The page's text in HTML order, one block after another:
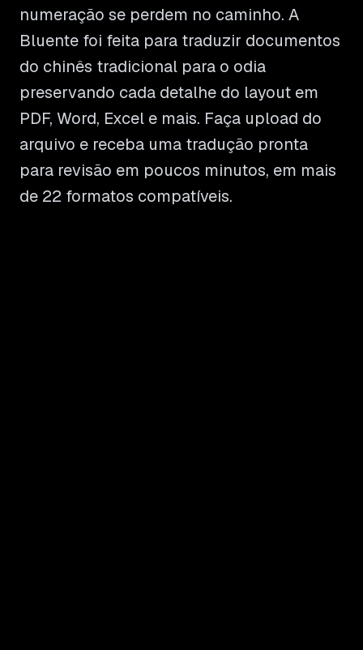
numeração se perdem no caminho. A
Bluente foi feita para traduzir documentos
do chinês tradicional para o odia
preservando cada detalhe do layout em
PDF, Word, Excel e mais. Faça upload do
arquivo e receba uma tradução pronta
para revisão em poucos minutos, em mais
de 22 formatos compatíveis.